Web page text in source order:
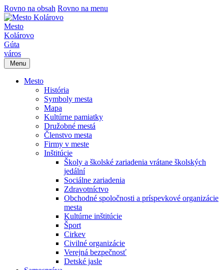
Rovno na obsah Rovno na menu
Mesto
Kolárovo
Gúta
város
Menu
Mesto
História
Symboly mesta
Mapa
Kultúrne pamiatky
Družobné mestá
Členstvo mesta
Firmy v meste
Inštitúcie
Školy a školské zariadenia vrátane školských
jedální
Sociálne zariadenia
Zdravotníctvo
Obchodné spoločnosti a príspevkové organizácie
mesta
Kultúrne inštitúcie
Šport
Cirkev
Civilné organizácie
Verejná bezpečnosť
Detské jasle